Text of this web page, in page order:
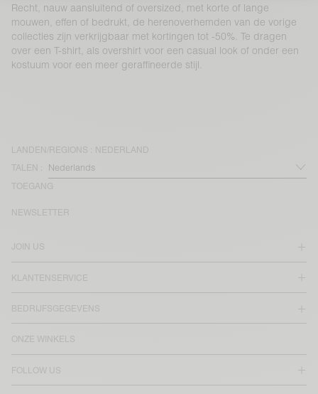
Recht, nauw aansluitend of oversized, met korte of lange
mouwen, effen of bedrukt, de herenoverhemden van de vorige
collecties zijn verkrijgbaar met kortingen tot -50%. Te dragen
over een T-shirt, als overshirt voor een casual look of onder een
kostuum voor een meer geraffineerde stijl.
LANDEN/REGIONS : NEDERLAND
TALEN :
TOEGANG
JOIN US
KLANTENSERVICE
BEDRIJFSGEGEVENS
ONZE WINKELS
FOLLOW US
NEWSLETTER